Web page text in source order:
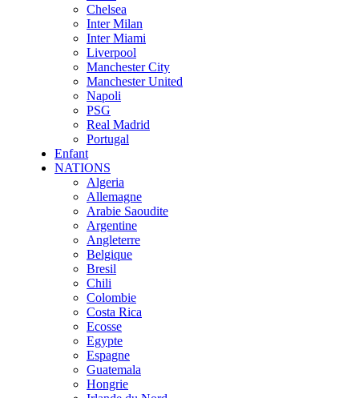
Chelsea
Inter Milan
Inter Miami
Liverpool
Manchester City
Manchester United
Napoli
PSG
Real Madrid
Portugal
Enfant
NATIONS
Algeria
Allemagne
Arabie Saoudite
Argentine
Angleterre
Belgique
Bresil
Chili
Colombie
Costa Rica
Ecosse
Egypte
Espagne
Guatemala
Hongrie